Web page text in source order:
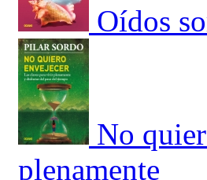
Oídos
No
plenamente